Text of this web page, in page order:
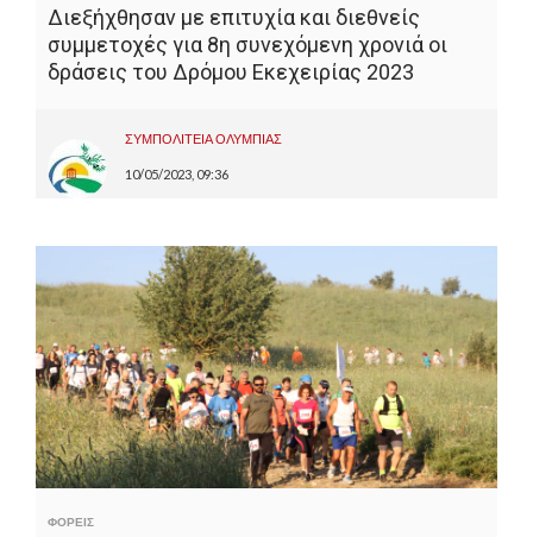
Διεξήχθησαν με επιτυχία και διεθνείς
συμμετοχές για 8η συνεχόμενη χρονιά οι
δράσεις του Δρόμου Εκεχειρίας 2023
ΣΥΜΠΟΛΙΤΕΙΑ ΟΛΥΜΠΙΑΣ
10/05/2023, 09:36
ΦΟΡΕΙΣ